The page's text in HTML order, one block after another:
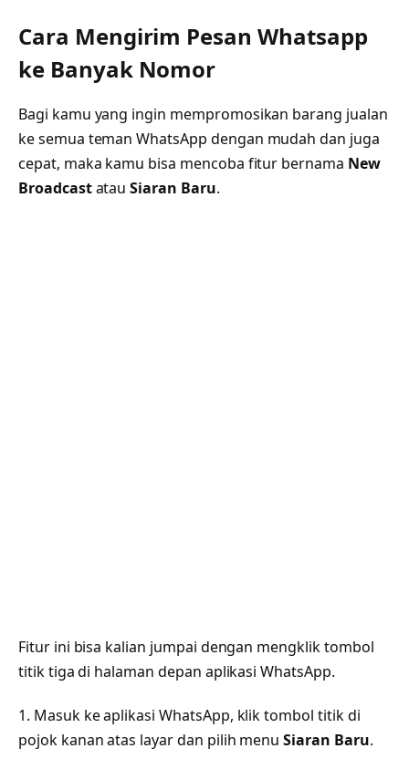
Cara Mengirim Pesan Whatsapp
ke Banyak Nomor
Bagi kamu yang ingin mempromosikan barang jualan
ke semua teman WhatsApp dengan mudah dan juga
cepat, maka kamu bisa mencoba fitur bernama New
BroadcastatauSiaran Baru.
Fitur ini bisa kalian jumpai dengan mengklik tombol
titik tiga di halaman depan aplikasi WhatsApp.
1. Masuk ke aplikasi WhatsApp, klik tombol titik di
pojok kanan atas layar dan pilih menuSiaran Baru.